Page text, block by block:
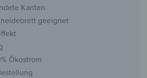
Kanten
geeignet
Ökostrom